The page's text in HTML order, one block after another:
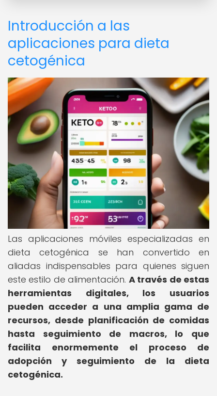
Introducción a las
aplicaciones para dieta
cetogénica
Las aplicaciones móviles especializadas en
dieta cetogénica se han convertido en
aliadas indispensables para quienes siguen
este estilo de alimentación. A través de estas
herramientas digitales, los usuarios
pueden acceder a una amplia gama de
recursos, desde planificación de comidas
hasta seguimiento de macros, lo que
facilita enormemente el proceso de
adopción y seguimiento de la dieta
cetogénica.